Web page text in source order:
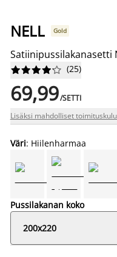
NELL Gold
Satiinipussilakanasetti





 (25)
69,99/SETTI
Lisäksi mahdolliset
Väri: Hiilenharmaa
Pussilakanan koko
200x220